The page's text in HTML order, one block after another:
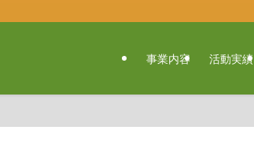
事業内容 活動実績